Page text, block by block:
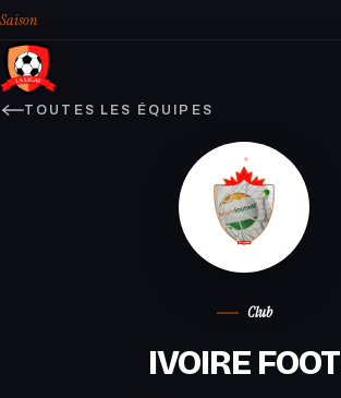
Saison
TOUTES LES ÉQUIPES
Club
IVOIRE FOOT